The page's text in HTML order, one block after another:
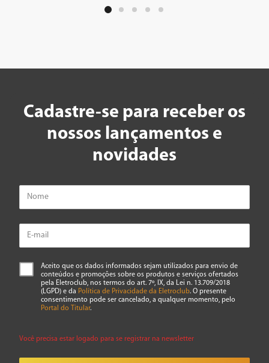
Cadastre-se para receber os
nossos lançamentos e
novidades
Aceito que os dados informados sejam utilizados para envio de
conteúdos e promoções sobre os produtos e serviços ofertados
pela Eletroclub, nos termos do art. 7º, IX, da Lei n. 13.709/2018
(LGPD) e da Política de Privacidade da Eletroclub. O presente
consentimento pode ser cancelado, a qualquer momento, pelo
Portal do Titular.
Você precisa estar logado para se registrar na newsletter